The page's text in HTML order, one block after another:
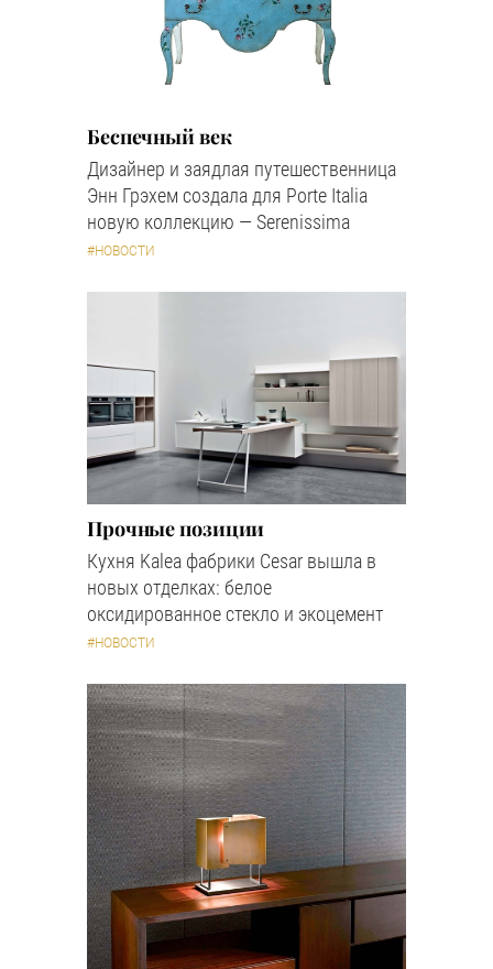
Беспечный век
Дизайнер и заядлая путешественница
Энн Грэхем создала для Porte Italia
новую коллекцию — Serenissima
#НОВОСТИ
Прочные позиции
Кухня Kalea фабрики Cesar вышла в
новых отделках: белое
оксидированное стекло и экоцемент
#НОВОСТИ